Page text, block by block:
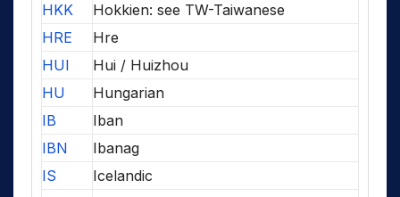
HKK
Hokkien: see TW-Taiwanese
HRE
Hre
HUI
Hui / Huizhou
HU
Hungarian
IB
Iban
IBN
Ibanag
IS
Icelandic